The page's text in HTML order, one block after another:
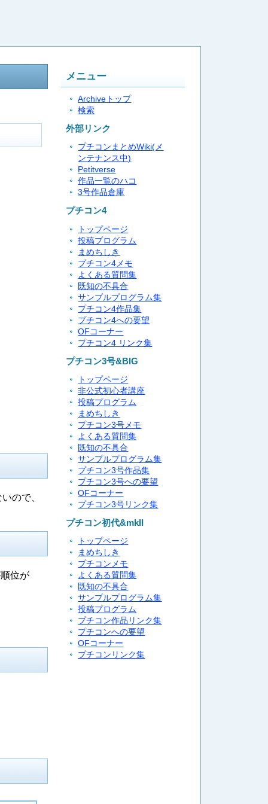
ので、
位が
メニュー
Archiveトップ
検索
外部リンク
プチコンまとめWiki(メ
ンテナンス中)
Petitverse
作品一覧のハコ
3号作品倉庫
プチコン4
トップページ
投稿プログラム
まめちしき
プチコン4メモ
よくある質問集
既知の不具合
サンプルプログラム集
プチコン4作品集
プチコン4への要望
OFコーナー
プチコン4 リンク集
プチコン3号&BIG
トップページ
非公式初心者講座
投稿プログラム
まめちしき
プチコン3号メモ
よくある質問集
既知の不具合
サンプルプログラム集
プチコン3号作品集
プチコン3号への要望
OFコーナー
プチコン3号リンク集
プチコン初代&mkII
トップページ
まめちしき
プチコンメモ
よくある質問集
既知の不具合
サンプルプログラム集
投稿プログラム
プチコン作品リンク集
プチコンへの要望
OFコーナー
プチコンリンク集